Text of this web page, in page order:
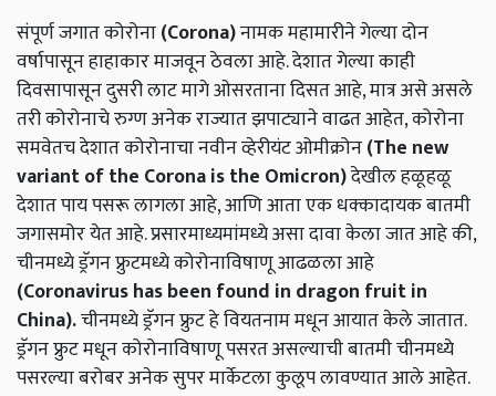
संपूर्ण जगात कोरोना(Corona)नामक महामारीने गेल्या दोन
वर्षापासून हाहाकार माजवून ठेवला आहे. देशात गेल्या काही
दिवसापासून दुसरी लाट मागे ओसरताना दिसत आहे, मात्र असे असले
तरी कोरोनाचे रुग्ण अनेक राज्यात झपाट्याने वाढत आहेत, कोरोना
समवेतच देशात कोरोनाचा नवीन व्हेरीयंट ओमीक्रोन(The new
variant of the Corona is the Omicron)देखील हळूहळू
देशात पाय पसरू लागला आहे, आणि आता एक धक्कादायक बातमी
जगासमोर येत आहे. प्रसारमाध्यमांमध्ये असा दावा केला जात आहे की,
चीनमध्ये ड्रॅगन फ्रुटमध्ये कोरोनाविषाणू आढळला आहे
(Coronavirus has been found in dragon fruit in
China).चीनमध्ये ड्रॅगन फ्रुट हे वियतनाम मधून आयात केले जातात.
ड्रॅगन फ्रुट मधून कोरोनाविषाणू पसरत असल्याची बातमी चीनमध्ये
पसरल्या बरोबर अनेक सुपर मार्केटला कुलूप लावण्यात आले आहेत.